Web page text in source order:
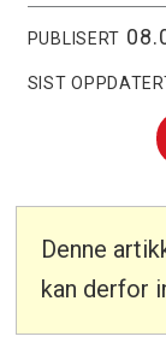
PUBLISERT
SIST
Denne
kan derfor